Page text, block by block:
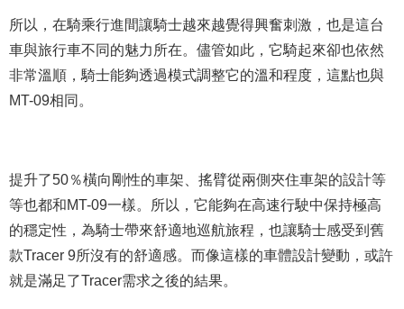
所以，在騎乘行進間讓騎士越來越覺得興奮刺激，也是這台
車與旅行車不同的魅力所在。儘管如此，它騎起來卻也依然
非常溫順，騎士能夠透過模式調整它的溫和程度，這點也與
MT-09相同。
提升了50％橫向剛性的車架、搖臂從兩側夾住車架的設計等
等也都和MT-09一樣。所以，它能夠在高速行駛中保持極高
的穩定性，為騎士帶來舒適地巡航旅程，也讓騎士感受到舊
款Tracer 9所沒有的舒適感。而像這樣的車體設計變動，或許
就是滿足了Tracer需求之後的結果。